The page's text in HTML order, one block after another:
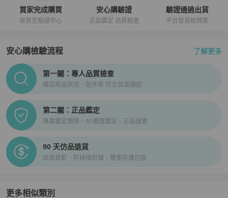
買家完成購買
收貨至驗證中心
安心購驗證
正品鑑定 品質檢查
驗證通過出貨
平台發貨給買家
安心購檢驗流程 了解更多
PopChill拍拍圈正品驗證、安心購檢驗流程介紹
第一關：專人品質檢查
確認商品狀況、配件等 符合頁面描述
第二關：正品鑑定
專業鑑定團隊、AI 儀器鑑定、正品證書
90 天仿品退貨
出貨錄影、防掉換封條、雙重防護包裝
更多相似類別